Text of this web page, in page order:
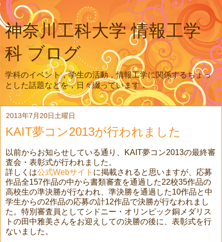
神奈川工科大学 情報工学
科 ブログ
学科のイベント，学生の活動，情報工学に関係するちょっ
とした話題などを，日々綴っています．
2013年7月20日土曜日
KAIT夢コン2013が行われました
以前からお知らせしている通り、KAIT夢コン2013の最終審
査会・表彰式が行われました。
詳しくは公式Webサイト に掲載されると思いますが、応募
作品全157作品の中から書類審査を通過した22校35作品の
高校生の準決勝が行なわれ、準決勝を通過した10作品と中
学生からの2作品の応募の計12作品で決勝が行なわれまし
た。特別審査員としてシドニー・オリンピック銅メダリス
トの田中雅美さんをお迎えしての決勝の後に、表彰式を行
ないました。